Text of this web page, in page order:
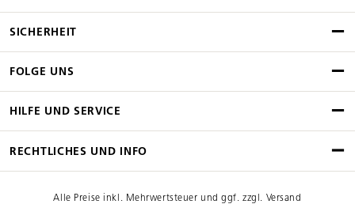
SICHERHEIT
FOLGE UNS
HILFE UND SERVICE
RECHTLICHES UND INFO
Alle Preise inkl. Mehrwertsteuer und ggf. zzgl. Versand